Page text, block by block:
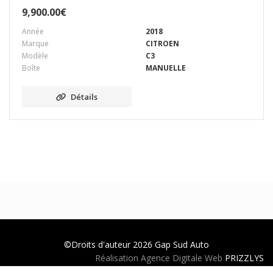
9,900.00€
Année
2018
Marque
CITROEN
Modèle
C3
Boîte
MANUELLE
Détails
©Droits d'auteur 2026 Gap Sud Auto
Réalisation Agence Digitale Web PRIZZLYS